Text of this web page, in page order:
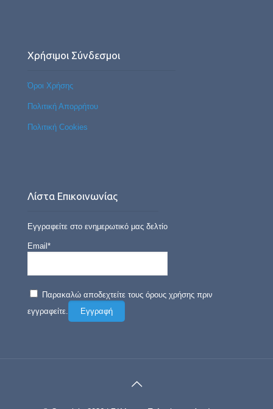
Χρήσιμοι Σύνδεσμοι
Όροι Χρήσης
Πολιτική Απορρήτου
Πολιτική Cookies
Λίστα Επικοινωνίας
Εγγραφείτε στο ενημερωτικό μας δελτίο
Email*
Παρακαλώ αποδεχτείτε τους όρους χρήσης πριν
εγγραφείτε.